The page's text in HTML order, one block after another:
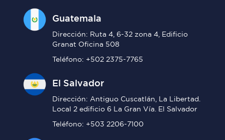
Guatemala
Dirección: Ruta 4, 6-32 zona 4, Edificio
Granat Oficina 508
Teléfono: +502 2375-7765
El Salvador
Dirección: Antiguo Cuscatlán, La Libertad.
Local 2 edificio 6 La Gran Vía. El Salvador
Teléfono: +503 2206-7100